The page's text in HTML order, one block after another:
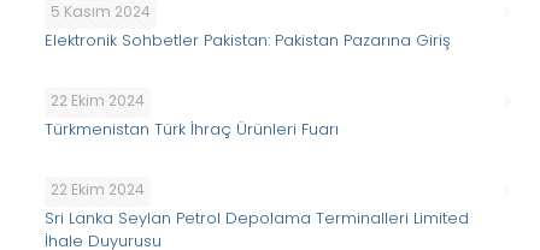
5 Kasım 2024
Elektronik Sohbetler Pakistan: Pakistan Pazarına Giriş
22 Ekim 2024
Türkmenistan Türk İhraç Ürünleri Fuarı
22 Ekim 2024
Sri Lanka Seylan Petrol Depolama Terminalleri Limited
İhale Duyurusu